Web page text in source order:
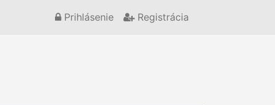
Prihlásenie Registrácia